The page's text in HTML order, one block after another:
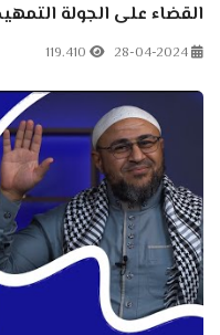
القضاء على الجولة
28-04-2024
119.410